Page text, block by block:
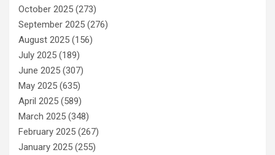
October 2025 (273)
September 2025 (276)
August 2025 (156)
July 2025 (189)
June 2025 (307)
May 2025 (635)
April 2025 (589)
March 2025 (348)
February 2025 (267)
January 2025 (255)